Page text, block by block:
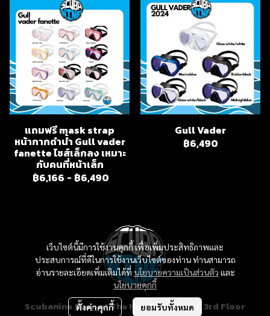
แถมฟรี mask strap
หน้ากากดำน้ำ Gull vader
fanette ไซส์เล็กลง เหมาะ
กับคนที่หน้าเล็ก
฿6,166 - ฿6,490
Gull Vader
฿6,490
เว็บไซต์นี้มีการใช้งานคุกกี้ เพื่อเพิ่มประสิทธิภาพและ
ประสบการณ์ที่ดีในการใช้งานเว็บไซต์ของท่าน ท่านสามารถ
อ่านรายละเอียดเพิ่มเติมได้ที่ นโยบายความเป็นส่วนตัว และ
นโยบายคุกกี้
ตั้งค่าคุกกี้ ยอมรับทั้งหมด
Scubanine Shop at The Hub Phahol-Ari, 3rd Floor